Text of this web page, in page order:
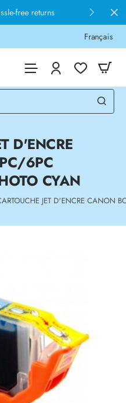
free returns
Français
D'ENCRE
6PC
CYAN
JET D'ENCRE CANON